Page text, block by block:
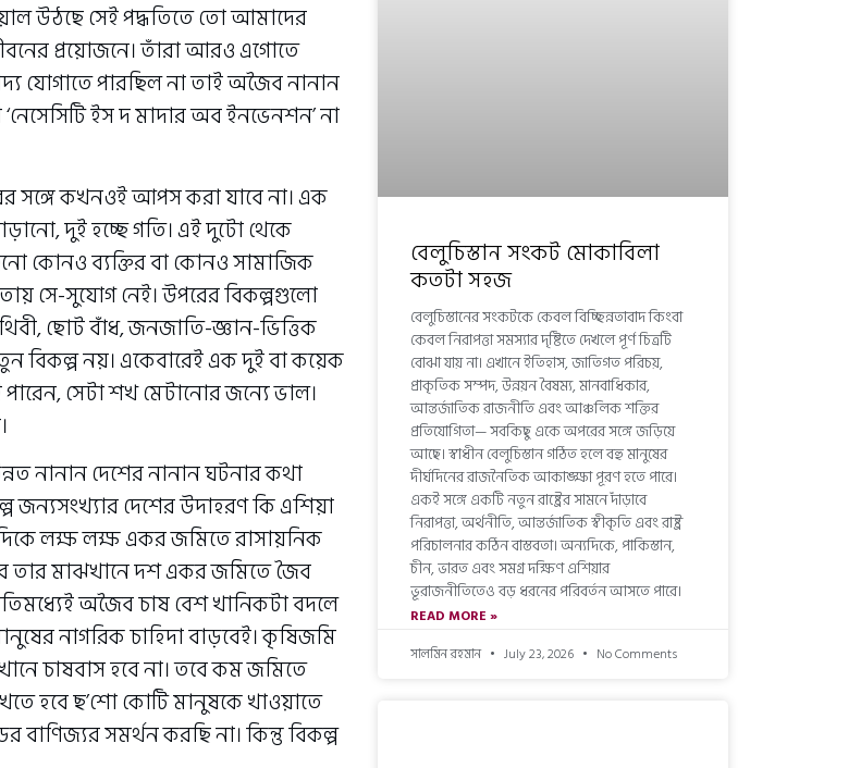
উঠছে সেই পদ্ধতিতে তো আমাদের
প্রয়োজনে। তাঁরা আরও এগোতে
যোগাতে পারছিল না তাই অজৈব নানান
ইস দ মাদার অব ইনভেনশন’ না
সঙ্গে কখনওই আপস করা যাবে না। এক
দুই হচ্ছে গতি। এই দুটো থেকে
কোনও ব্যক্তির বা কোনও সামাজিক
সে-সুযোগ নেই। উপরের বিকল্পগুলো
ছোট বাঁধ, জনজাতি-জ্ঞান-ভিত্তিক
বিকল্প নয়। একেবারেই এক দুই বা কয়েক
সেটা শখ মেটানোর জন্যে ভাল।
নানান দেশের নানান ঘটনার কথা
জন্যসংখ্যার দেশের উদাহরণ কি এশিয়া
লক্ষ লক্ষ একর জমিতে রাসায়নিক
তার মাঝখানে দশ একর জমিতে জৈব
অজৈব চাষ বেশ খানিকটা বদলে
নাগরিক চাহিদা বাড়বেই। কৃষিজমি
চাষবাস হবে না। তবে কম জমিতে
হবে ছ’শো কোটি মানুষকে খাওয়াতে
সমর্থন করছি না। কিন্তু বিকল্প
বেলুচিস্তান সংকট মোকাবিলা
কতটা সহজ
বেলুচিস্তানের সংকটকে কেবল বিচ্ছিন্নতাবাদ কিংবা
কেবল নিরাপত্তা সমস্যার দৃষ্টিতে দেখলে পূর্ণ চিত্রটি
বোঝা যায় না। এখানে ইতিহাস, জাতিগত পরিচয়,
প্রাকৃতিক সম্পদ, উন্নয়ন বৈষম্য, মানবাধিকার,
আন্তর্জাতিক রাজনীতি এবং আঞ্চলিক শক্তির
প্রতিযোগিতা— সবকিছু একে অপরের সঙ্গে জড়িয়ে
আছে। স্বাধীন বেলুচিস্তান গঠিত হলে বহু মানুষের
দীর্ঘদিনের রাজনৈতিক আকাঙ্ক্ষা পূরণ হতে পারে।
একই সঙ্গে একটি নতুন রাষ্ট্রের সামনে দাঁড়াবে
নিরাপত্তা, অর্থনীতি, আন্তর্জাতিক স্বীকৃতি এবং রাষ্ট্র
পরিচালনার কঠিন বাস্তবতা। অন্যদিকে, পাকিস্তান,
চীন, ভারত এবং সমগ্র দক্ষিণ এশিয়ার
ভূরাজনীতিতেও বড় ধরনের পরিবর্তন আসতে পারে।
READ MORE »
সালমিন রহমান
July 23, 2026 No Comments